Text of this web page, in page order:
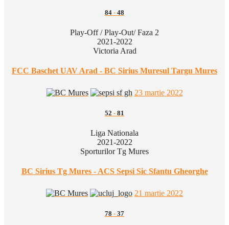
84 - 48
Play-Off / Play-Out/ Faza 2
2021-2022
Victoria Arad
FCC Baschet UAV Arad - BC Sirius Muresul Targu Mures
23 martie 2022
52 - 81
Liga Nationala
2021-2022
Sporturilor Tg Mures
BC Sirius Tg Mures - ACS Sepsi Sic Sfantu Gheorghe
21 martie 2022
78 - 37